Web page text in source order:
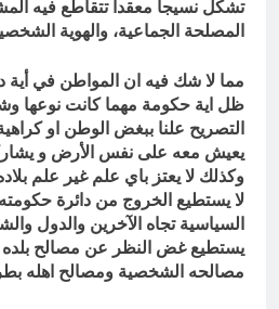
تشكل نسيجاً معقداً تتقاطع فيه
المصلحة الجماعية، والهوية
مما لا شك فيه ان المواطن في أية
ظل اية حكومة مهما كانت نوعها
التصريح علنا ببغض الوطن او
يعيش معه على نفس الأرض و
وكذلك لا يعتز باي علم غير علم
لا يستطيع الخروج من دائرة
السياسية تجاه الآخرين والدول
يستطيع غض النظر عن مصالح بلده
مصالحه الشخصية ومصالح اهله